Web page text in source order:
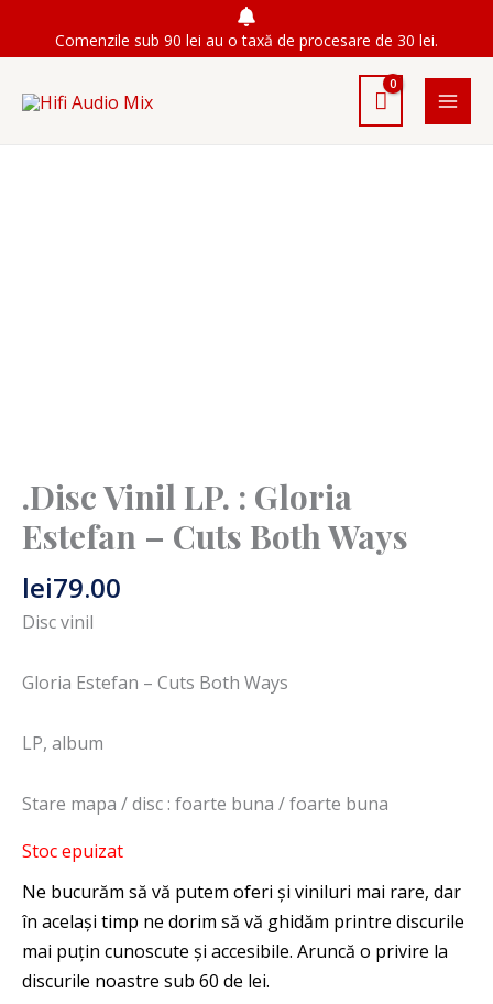
Comenzile sub 90 lei au o taxă de procesare de 30 lei.
.Disc Vinil LP. : Gloria
Estefan – Cuts Both Ways
lei79.00
Disc vinil
Gloria Estefan – Cuts Both Ways
LP, album
Stare mapa / disc : foarte buna / foarte buna
Stoc epuizat